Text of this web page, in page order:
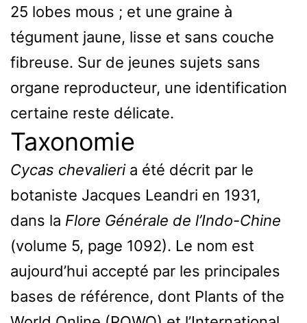
25 lobes mous ; et une graine à
tégument jaune, lisse et sans couche
fibreuse. Sur de jeunes sujets sans
organe reproducteur, une identification
certaine reste délicate.
Taxonomie
Cycas chevalieria été décrit par le
botaniste Jacques Leandri en 1931,
dans la Flore Générale de l’Indo-Chine
(volume 5, page 1092). Le nom est
aujourd’hui accepté par les principales
bases de référence, dont Plants of the